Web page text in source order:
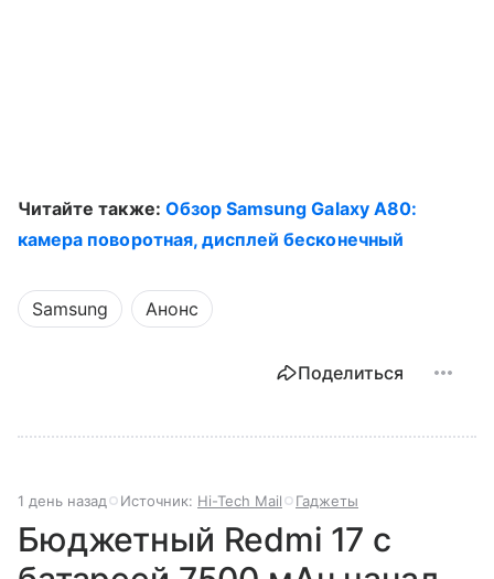
Читайте также: Обзор Samsung Galaxy A80:
камера поворотная, дисплей бесконечный
Samsung Анонс
Поделиться
1 день назад Источник: Hi-Tech Mail Гаджеты
Бюджетный Redmi 17 с